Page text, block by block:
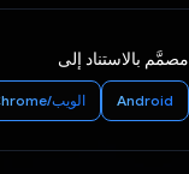
مصمَّم بالاستناد إلى
Android الويب/Chrome